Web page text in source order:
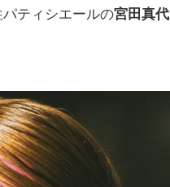
ティシエールの宮田真代